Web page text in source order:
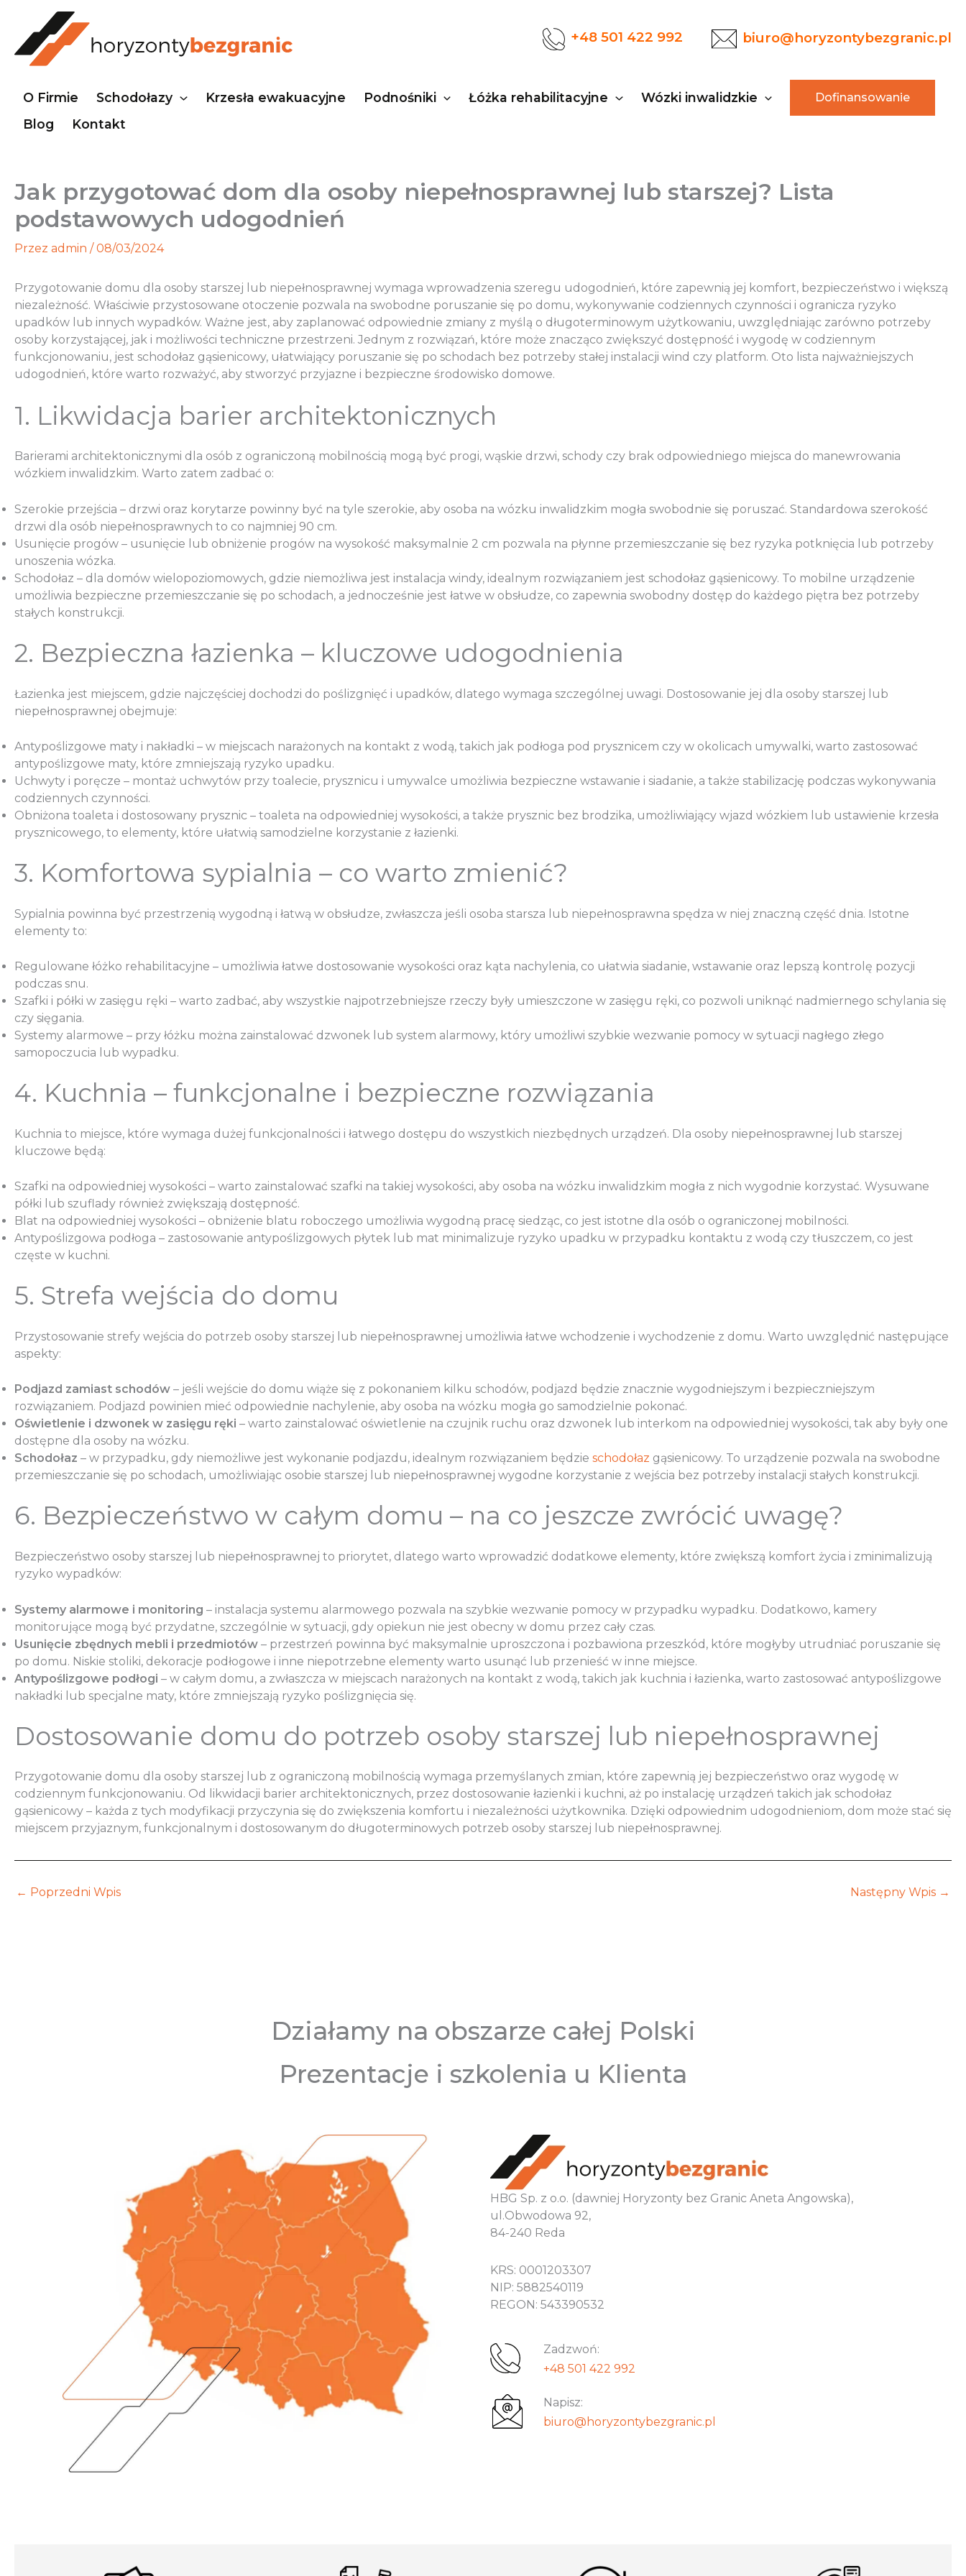
treści
+48 501 422 992 biuro@horyzontybezgranic.pl
O Firmie Schodołazy Krzesła ewakuacyjne Podnośniki Łóżka rehabilitacyjne Wózki inwalidzkie Dofinansowanie
Blog Kontakt
Jak przygotować dom dla osoby niepełnosprawnej lub starszej? Lista
podstawowych udogodnień
Przez admin / 08/03/2024
Przygotowanie domu dla osoby starszej lub niepełnosprawnej wymaga wprowadzenia szeregu udogodnień, które zapewnią jej komfort, bezpieczeństwo i większą
niezależność. Właściwie przystosowane otoczenie pozwala na swobodne poruszanie się po domu, wykonywanie codziennych czynności i ogranicza ryzyko
upadków lub innych wypadków. Ważne jest, aby zaplanować odpowiednie zmiany z myślą o długoterminowym użytkowaniu, uwzględniając zarówno potrzeby
osoby korzystającej, jak i możliwości techniczne przestrzeni. Jednym z rozwiązań, które może znacząco zwiększyć dostępność i wygodę w codziennym
funkcjonowaniu, jest schodołaz gąsienicowy, ułatwiający poruszanie się po schodach bez potrzeby stałej instalacji wind czy platform. Oto lista najważniejszych
udogodnień, które warto rozważyć, aby stworzyć przyjazne i bezpieczne środowisko domowe.
1. Likwidacja barier architektonicznych
Barierami architektonicznymi dla osób z ograniczoną mobilnością mogą być progi, wąskie drzwi, schody czy brak odpowiedniego miejsca do manewrowania
wózkiem inwalidzkim. Warto zatem zadbać o:
Szerokie przejścia – drzwi oraz korytarze powinny być na tyle szerokie, aby osoba na wózku inwalidzkim mogła swobodnie się poruszać. Standardowa szerokość
drzwi dla osób niepełnosprawnych to co najmniej 90 cm.
Usunięcie progów – usunięcie lub obniżenie progów na wysokość maksymalnie 2 cm pozwala na płynne przemieszczanie się bez ryzyka potknięcia lub potrzeby
unoszenia wózka.
Schodołaz – dla domów wielopoziomowych, gdzie niemożliwa jest instalacja windy, idealnym rozwiązaniem jest schodołaz gąsienicowy. To mobilne urządzenie
umożliwia bezpieczne przemieszczanie się po schodach, a jednocześnie jest łatwe w obsłudze, co zapewnia swobodny dostęp do każdego piętra bez potrzeby
stałych konstrukcji.
2. Bezpieczna łazienka – kluczowe udogodnienia
Łazienka jest miejscem, gdzie najczęściej dochodzi do poślizgnięć i upadków, dlatego wymaga szczególnej uwagi. Dostosowanie jej dla osoby starszej lub
niepełnosprawnej obejmuje:
Antypoślizgowe maty i nakładki – w miejscach narażonych na kontakt z wodą, takich jak podłoga pod prysznicem czy w okolicach umywalki, warto zastosować
antypoślizgowe maty, które zmniejszają ryzyko upadku.
Uchwyty i poręcze – montaż uchwytów przy toalecie, prysznicu i umywalce umożliwia bezpieczne wstawanie i siadanie, a także stabilizację podczas wykonywania
codziennych czynności.
Obniżona toaleta i dostosowany prysznic – toaleta na odpowiedniej wysokości, a także prysznic bez brodzika, umożliwiający wjazd wózkiem lub ustawienie krzesła
prysznicowego, to elementy, które ułatwią samodzielne korzystanie z łazienki.
3. Komfortowa sypialnia – co warto zmienić?
Sypialnia powinna być przestrzenią wygodną i łatwą w obsłudze, zwłaszcza jeśli osoba starsza lub niepełnosprawna spędza w niej znaczną część dnia. Istotne
elementy to:
Regulowane łóżko rehabilitacyjne – umożliwia łatwe dostosowanie wysokości oraz kąta nachylenia, co ułatwia siadanie, wstawanie oraz lepszą kontrolę pozycji
podczas snu.
Szafki i półki w zasięgu ręki – warto zadbać, aby wszystkie najpotrzebniejsze rzeczy były umieszczone w zasięgu ręki, co pozwoli uniknąć nadmiernego schylania się
czy sięgania.
Systemy alarmowe – przy łóżku można zainstalować dzwonek lub system alarmowy, który umożliwi szybkie wezwanie pomocy w sytuacji nagłego złego
samopoczucia lub wypadku.
4. Kuchnia – funkcjonalne i bezpieczne rozwiązania
Kuchnia to miejsce, które wymaga dużej funkcjonalności i łatwego dostępu do wszystkich niezbędnych urządzeń. Dla osoby niepełnosprawnej lub starszej
kluczowe będą:
Szafki na odpowiedniej wysokości – warto zainstalować szafki na takiej wysokości, aby osoba na wózku inwalidzkim mogła z nich wygodnie korzystać. Wysuwane
półki lub szuflady również zwiększają dostępność.
Blat na odpowiedniej wysokości – obniżenie blatu roboczego umożliwia wygodną pracę siedząc, co jest istotne dla osób o ograniczonej mobilności.
Antypoślizgowa podłoga – zastosowanie antypoślizgowych płytek lub mat minimalizuje ryzyko upadku w przypadku kontaktu z wodą czy tłuszczem, co jest
częste w kuchni.
5. Strefa wejścia do domu
Przystosowanie strefy wejścia do potrzeb osoby starszej lub niepełnosprawnej umożliwia łatwe wchodzenie i wychodzenie z domu. Warto uwzględnić następujące
aspekty:
Podjazd zamiast schodów – jeśli wejście do domu wiąże się z pokonaniem kilku schodów, podjazd będzie znacznie wygodniejszym i bezpieczniejszym
rozwiązaniem. Podjazd powinien mieć odpowiednie nachylenie, aby osoba na wózku mogła go samodzielnie pokonać.
Oświetlenie i dzwonek w zasięgu ręki – warto zainstalować oświetlenie na czujnik ruchu oraz dzwonek lub interkom na odpowiedniej wysokości, tak aby były one
dostępne dla osoby na wózku.
Schodołaz – w przypadku, gdy niemożliwe jest wykonanie podjazdu, idealnym rozwiązaniem będzie schodołaz gąsienicowy. To urządzenie pozwala na swobodne
przemieszczanie się po schodach, umożliwiając osobie starszej lub niepełnosprawnej wygodne korzystanie z wejścia bez potrzeby instalacji stałych konstrukcji.
6. Bezpieczeństwo w całym domu – na co jeszcze zwrócić uwagę?
Bezpieczeństwo osoby starszej lub niepełnosprawnej to priorytet, dlatego warto wprowadzić dodatkowe elementy, które zwiększą komfort życia i zminimalizują
ryzyko wypadków:
Systemy alarmowe i monitoring – instalacja systemu alarmowego pozwala na szybkie wezwanie pomocy w przypadku wypadku. Dodatkowo, kamery
monitorujące mogą być przydatne, szczególnie w sytuacji, gdy opiekun nie jest obecny w domu przez cały czas.
Usunięcie zbędnych mebli i przedmiotów – przestrzeń powinna być maksymalnie uproszczona i pozbawiona przeszkód, które mogłyby utrudniać poruszanie się
po domu. Niskie stoliki, dekoracje podłogowe i inne niepotrzebne elementy warto usunąć lub przenieść w inne miejsce.
Antypoślizgowe podłogi – w całym domu, a zwłaszcza w miejscach narażonych na kontakt z wodą, takich jak kuchnia i łazienka, warto zastosować antypoślizgowe
nakładki lub specjalne maty, które zmniejszają ryzyko poślizgnięcia się.
Dostosowanie domu do potrzeb osoby starszej lub niepełnosprawnej
Przygotowanie domu dla osoby starszej lub z ograniczoną mobilnością wymaga przemyślanych zmian, które zapewnią jej bezpieczeństwo oraz wygodę w
codziennym funkcjonowaniu. Od likwidacji barier architektonicznych, przez dostosowanie łazienki i kuchni, aż po instalację urządzeń takich jak schodołaz
gąsienicowy – każda z tych modyfikacji przyczynia się do zwiększenia komfortu i niezależności użytkownika. Dzięki odpowiednim udogodnieniom, dom może stać się
miejscem przyjaznym, funkcjonalnym i dostosowanym do długoterminowych potrzeb osoby starszej lub niepełnosprawnej.
← Poprzedni Wpis Następny Wpis →
Działamy na obszarze całej Polski
Prezentacje i szkolenia u Klienta
HBG Sp. z o.o. (dawniej Horyzonty bez Granic Aneta Angowska),
ul.Obwodowa 92,
84-240 Reda
KRS: 0001203307
NIP: 5882540119
REGON: 543390532
Zadzwoń:
+48 501 422 992
Napisz:
biuro@horyzontybezgranic.pl